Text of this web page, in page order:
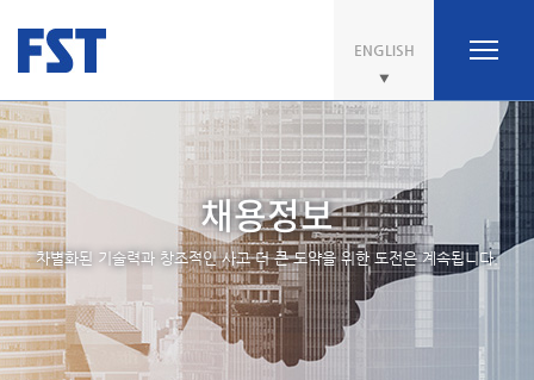
ENGLISH
채용정보
차별화된 기술력과 창조적인 사고 더 큰 도약을 위한 도전은 계속됩니다.